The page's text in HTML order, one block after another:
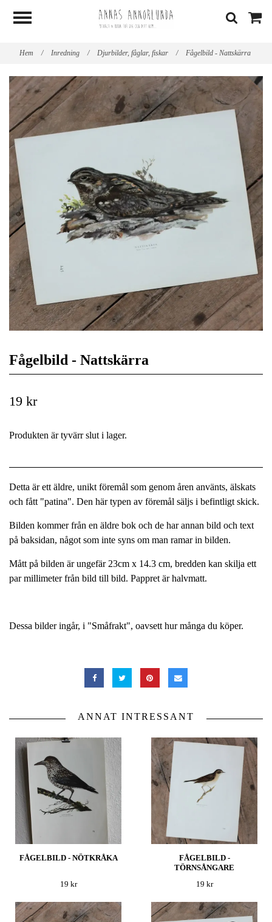
Hem / Inredning / Djurbilder, fåglar, fiskar / Fågelbild - Nattskärra
Fågelbild - Nattskärra
19 kr
Produkten är tyvärr slut i lager.
Detta är ett äldre, unikt föremål som genom åren använts, älskats
och fått "patina". Den här typen av föremål säljs i befintligt skick.
Bilden kommer från en äldre bok och de har annan bild och text
på baksidan, något som inte syns om man ramar in bilden.
Mått på bilden är ungefär 23cm x 14.3 cm, bredden kan skilja ett
par millimeter från bild till bild. Pappret är halvmatt.
Dessa bilder ingår, i "Småfrakt", oavsett hur många du köper.
ANNAT INTRESSANT
FÅGELBILD - NÖTKRÅKA
19 kr
FÅGELBILD -
TÖRNSÅNGARE
19 kr